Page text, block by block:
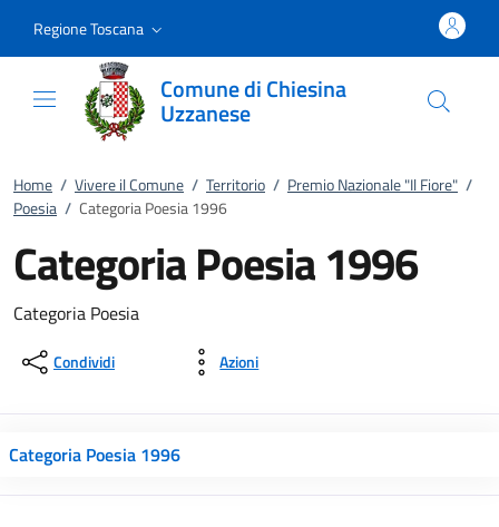
Regione Toscana
Comune di Chiesina
Uzzanese
Home / Vivere il Comune / Territorio / Premio Nazionale "Il Fiore" /
Poesia / Categoria Poesia 1996
Categoria Poesia 1996
Categoria Poesia
Condividi Azioni
Categoria Poesia 1996